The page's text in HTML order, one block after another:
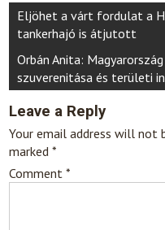
Post
navigation
Eljöhet a várt fordulat a
tankerhajó is átjutott
Orbán Anita:
szuverenitása és területi
Leave a Reply
Your email address will not
marked*
Comment*